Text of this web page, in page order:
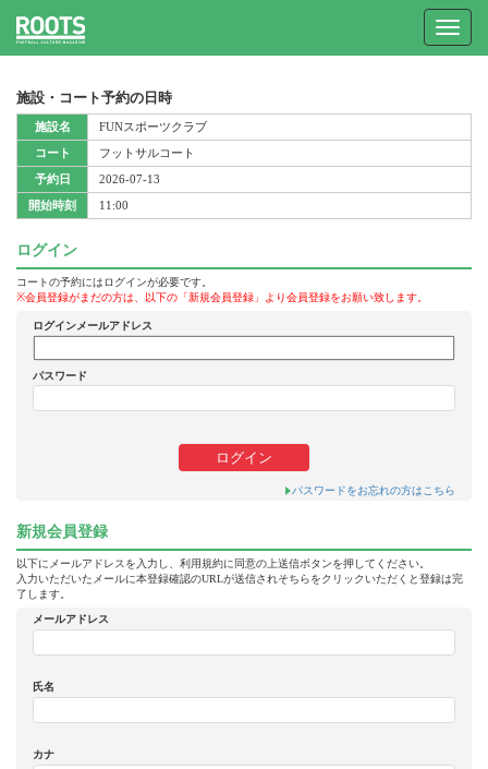
Toggle
施設・コート予約の日時
施設名
コート
予約日
開始時刻
FUNスポーツクラブ
フットサルコート
2026-07-13
11:00
ログイン
コートの予約にはログインが必要です。
※会員登録がまだの方は、以下の「新規会員登録」より会員登録をお願い致します。
ログインメールアドレス
パスワード
パスワードをお忘れの方はこちら
新規会員登録
以下にメールアドレスを入力し、利用規約に同意の上送信ボタンを押してください。
入力いただいたメールに本登録確認のURLが送信されそちらをクリックいただくと登録は完
了します。
メールアドレス
氏名
カナ